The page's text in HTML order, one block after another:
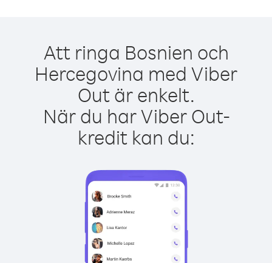
Att ringa Bosnien och
Hercegovina med Viber
Out är enkelt.
När du har Viber Out-
kredit kan du: